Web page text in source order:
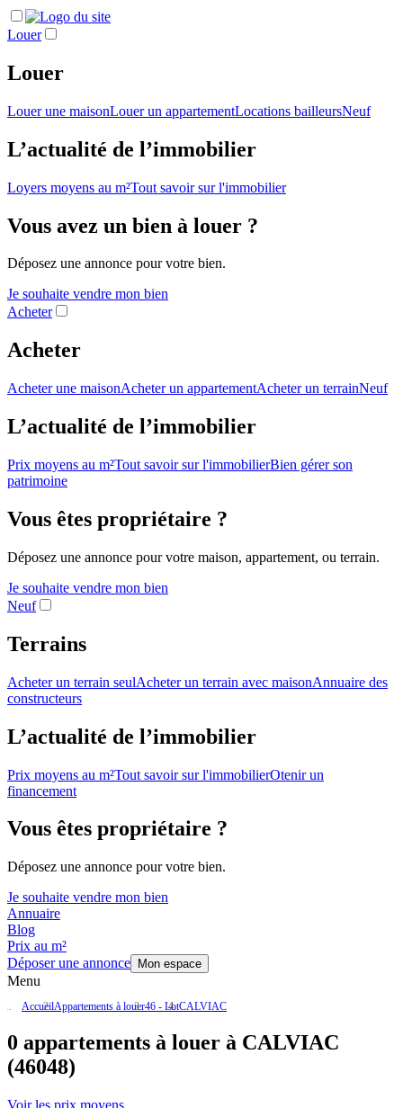
Louer
Louer
Louer une maisonLouer un appartementLocations bailleursNeuf
L’actualité de l’immobilier
Loyers moyens au m²Tout savoir sur l'immobilier
Vous avez un bien à louer ?
Déposez une annonce pour votre bien.
Je souhaite vendre mon bien
Acheter
Acheter
Acheter une maisonAcheter un appartementAcheter un terrainNeuf
L’actualité de l’immobilier
Prix moyens au m²Tout savoir sur l'immobilierBien gérer son
patrimoine
Vous êtes propriétaire ?
Déposez une annonce pour votre maison, appartement, ou terrain.
Je souhaite vendre mon bien
Neuf
Terrains
Acheter un terrain seulAcheter un terrain avec maisonAnnuaire des
constructeurs
L’actualité de l’immobilier
Prix moyens au m²Tout savoir sur l'immobilierOtenir un
financement
Vous êtes propriétaire ?
Déposez une annonce pour votre bien.
Je souhaite vendre mon bien
Annuaire
Blog
Prix au m²
Déposer une annonce
Mon espace
Menu
AccueilAppartements à louer46 - LotCALVIAC
0 appartements à louer à CALVIAC
(46048)